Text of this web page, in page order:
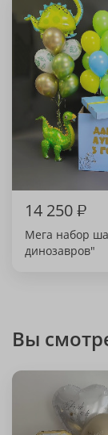
14 250₽
Мега набор
динозавров"
Вы